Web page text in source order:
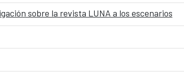
sobre la revista LUNA a los escenarios